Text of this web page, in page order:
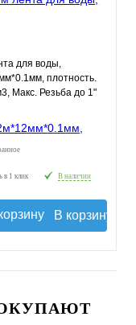
для воды,
плотность.
Макс. Резьба до 1"
TIM
в 1 клик В наличии
В корзину